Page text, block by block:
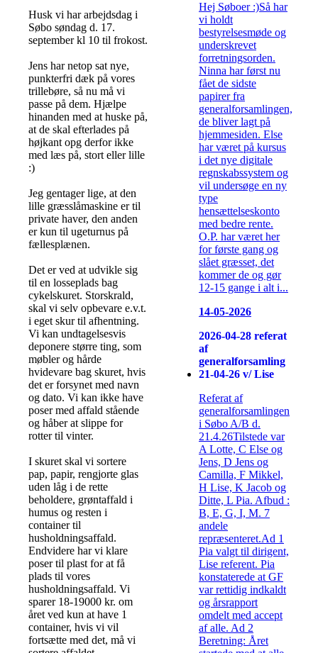
Husk vi har arbejdsdag i
Søbo søndag d. 17.
september kl 10 til frokost.
Jens har netop sat nye,
punkterfri dæk på vores
trillebøre, så nu må vi
passe på dem. Hjælpe
hinanden med at huske på,
at de skal efterlades på
højkant opg derfor ikke
med læs på, stort eller lille
:)
Jeg gentager lige, at den
lille græsslåmaskine er til
private haver, den anden
er kun til ugeturnus på
fællesplænen.
Det er ved at udvikle sig
til en losseplads bag
cykelskuret. Storskrald,
skal vi selv opbevare e.v.t.
i eget skur til afhentning.
Vi kan undtagelsesvis
deponere større ting, som
møbler og hårde
hvidevare bag skuret, hvis
det er forsynet med navn
og dato. Vi kan ikke have
poser med affald stående
og håber at slippe for
rotter til vinter.
I skuret skal vi sortere
pap, papir, rengjorte glas
uden låg i de rette
beholdere, grøntaffald i
humus og resten i
container til
husholdningsaffald.
Endvidere har vi klare
poser til plast for at få
plads til vores
husholdningsaffald. Vi
sparer 18-19000 kr. om
året ved kun at have 1
container, hvis vi vil
fortsætte med det, må vi
Hej Søboer :)Så har
vi holdt
bestyrelsesmøde og
underskrevet
forretningsorden.
Ninna har først nu
fået de sidste
papirer fra
generalforsamlingen,
de bliver lagt på
hjemmesiden. Else
har været på kursus
i det nye digitale
regnskabssystem og
vil undersøge en ny
type
hensættelseskonto
med bedre rente.
O.P. har været her
for første gang og
slået græsset, det
kommer de og gør
12-15 gange i alt i...
14-05-2026
2026-04-28 referat
af
generalforsamling
21-04-26 v/ Lise
Referat af
generalforsamlingen
i Søbo A/B d.
21.4.26Tilstede var
A Lotte, C Else og
Jens, D Jens og
Camilla, F Mikkel,
H Lise, K Jacob og
Ditte, L Pia. Afbud :
B, E, G, I, M. 7
andele
repræsenteret.Ad 1
Pia valgt til dirigent,
Lise referent. Pia
konstaterede at GF
var rettidig indkaldt
og årsrapport
omdelt med accept
af alle. Ad 2
Beretning: Året